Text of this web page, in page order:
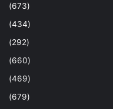
(673)
(434)
(292)
(660)
(469)
(679)